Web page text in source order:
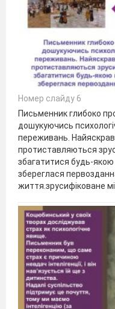
Номер слайду 6
Письменник глибоко
дошукуючись
переживань.
протиставляються
збагатитися будь-якою
збереглася
життя.зрусифіковане